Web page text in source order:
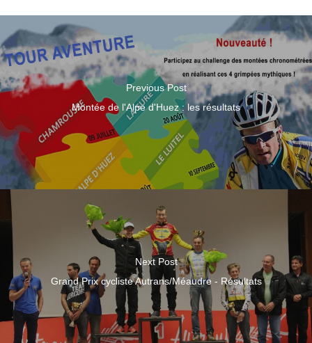
Previous Post
Montée de l'Alpe d'Huez : les résultats
Next Post
Grand Prix cycliste Autrans/Méaudre - Résultats